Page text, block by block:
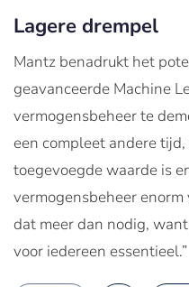
Lagere drempel
Mantz benadrukt het
geavanceerde Machine
vermogensbeheer te
een compleet andere
toegevoegde waarde is
vermogensbeheer
dat meer dan nodig,
voor iedereen essentieel.”